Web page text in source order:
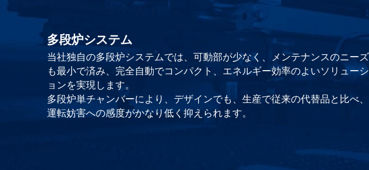
多段炉システム
当社独自の多段炉システムでは、可動部が少なく、メンテナンスのニーズ
も最小で済み、完全自動でコンパクト、エネルギー効率のよいソリューシ
ョンを実現します。
多段炉単チャンバーにより、デザインでも、生産で従来の代替品と比べ、
運転妨害への感度がかなり低く抑えられます。